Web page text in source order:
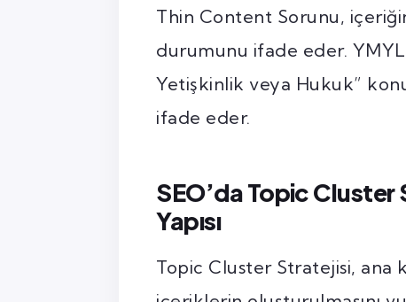
Thin Content Sorunu,
durumunu ifade eder. YMYL
Yetişkinlik veya Hukuk”
ifade eder.
SEO’da Topic Cluster
Yapısı
Topic Cluster Stratejisi, ana